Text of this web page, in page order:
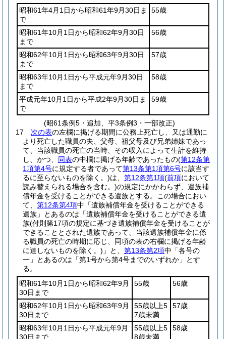
昭和61年4月1日から昭和61年9月30日ま
で
55歳
昭和61年10月1日から昭和62年9月30日
まで
56歳
昭和62年10月1日から昭和63年9月30日
まで
57歳
昭和63年10月1日から平成元年9月30日
まで
58歳
平成元年10月1日から平成2年9月30日ま
で
59歳
(昭61条例5・追加、平3条例3・一部改正)
17
次の表の左欄に掲げる期間に公務上死亡し、又は通勤に
より死亡した職員の夫、父母、祖父母及び兄弟姉妹であっ
て、当該職員の死亡の当時、その収入によって生計を維持
し、かつ、 同表の中欄に掲げる年齢であったもの(第12条第
1項第4号に規定する者であって第13条第1項第6号に該当す
るに至らないものを除く。)は、 第12条第1項(前項において
読み替えられる場合を含む。)の規定にかかわらず、遺族補
償年金を受けることができる遺族とする。
この場合におい
て、 第12条第4項中「遺族補償年金を受けることができる
遺族」とあるのは「遺族補償年金を受けることができる遺
族(付則第17項の規定に基づき遺族補償年金を受けることが
できることとされた遺族であって、当該遺族補償年金に係
る職員の死亡の時期に応じ、同項の表の右欄に掲げる年齢
に達しないものを除く。) 」と、 第13条第2項中「各号の
一」とあるのは「第1号から第4号までのいずれか」とす
る。
昭和61年10月1日から昭和62年9月
30日まで
55歳 56歳
昭和62年10月1日から昭和63年9月
30日まで
55歳以上5
7歳未満
57歳
昭和63年10月1日から平成元年9月
30日まで
55歳以上5
8歳未満
58歳